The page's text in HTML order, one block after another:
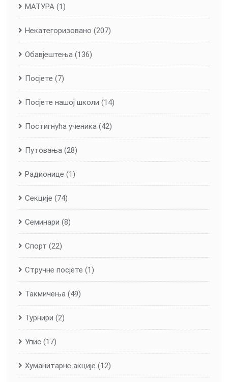
МАТУРА (1)
Некатегоризовано (207)
Обавјештења (136)
Посјете (7)
Посјете нашој школи (14)
Постигнућа ученика (42)
Путовања (28)
Радионице (1)
Секције (74)
Семинари (8)
Спорт (22)
Стручне посјете (1)
Такмичења (49)
Турнири (2)
Упис (17)
Хуманитарне aкције (12)